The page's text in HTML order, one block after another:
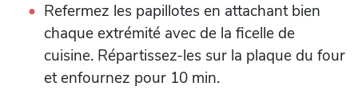
Refermez les papillotes en attachant bien
chaque extrémité avec de la ficelle de
cuisine. Répartissez-les sur la plaque du four
et enfournez pour 10 min.